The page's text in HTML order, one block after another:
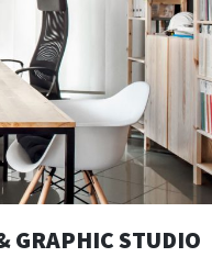
GRAPHIC STUDIO